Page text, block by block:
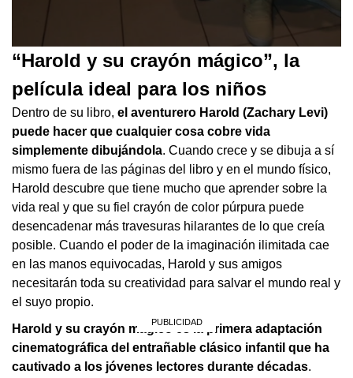
0
seconds
29
seconds
“Harold y su crayón mágico”, la
película ideal para los niños
Dentro de su libro, el aventurero Harold (Zachary Levi)
puede hacer que cualquier cosa cobre vida
simplemente dibujándola. Cuando crece y se dibuja a sí
mismo fuera de las páginas del libro y en el mundo físico,
Harold descubre que tiene mucho que aprender sobre la
vida real y que su fiel crayón de color púrpura puede
desencadenar más travesuras hilarantes de lo que creía
posible. Cuando el poder de la imaginación ilimitada cae
en las manos equivocadas, Harold y sus amigos
necesitarán toda su creatividad para salvar el mundo real y
el suyo propio.
Harold y su crayón mágico es la primera adaptación
cinematográfica del entrañable clásico infantil que ha
cautivado a los jóvenes lectores durante décadas.